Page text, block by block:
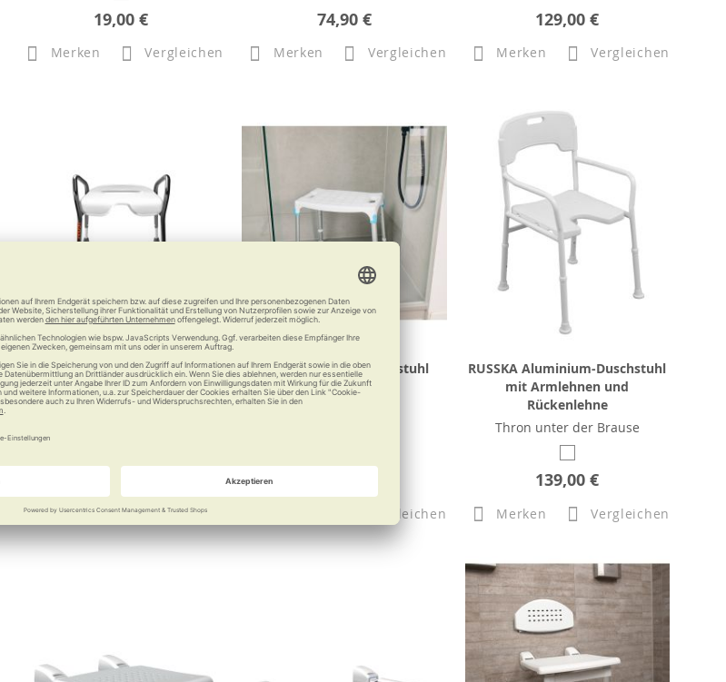
19,00 €
Merken Vergleichen
74,90 €
Merken Vergleichen
129,00 €
Merken Vergleichen
Duschstuhl Let's Enjoy
Merken Vergleichen
RUSSKA laguna Duschstuhl
Vergleichen
RUSSKA Aluminium-Duschstuhl
mit Armlehnen und
Rückenlehne
Thron unter der Brause
139,00 €
Merken Vergleichen